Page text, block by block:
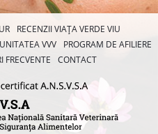
RECENZII VIAȚA VERDE VIU
VVV
PROGRAM DE AFILIERE
FRECVENTE CONTACT